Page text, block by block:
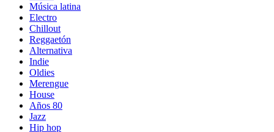
Música latina
Electro
Chillout
Reggaetón
Alternativa
Indie
Oldies
Merengue
House
Años 80
Jazz
Hip hop